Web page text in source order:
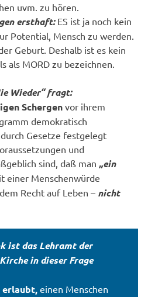
uvm. zu hören.
ersthaft:ES ist ja noch kein
Potential, Mensch zu werden.
Geburt. Deshalb ist es kein
als MORD zu bezeichnen.
Wieder“ fragt:
Schergenvor ihrem
demokratisch
Gesetze festgelegt
und
sind, daß man „ein
einer Menschenwürde
Recht auf Leben – nicht
ist das Lehramt der
in dieser Frage
erlaubt,einen Menschen